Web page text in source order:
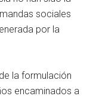
sociales
por la
la formulación
encaminados a